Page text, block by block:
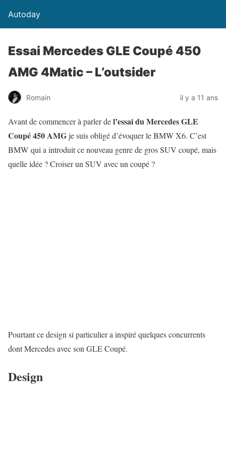
Autoday
Essai Mercedes GLE Coupé 450
AMG 4Matic – L’outsider
Romain il y a 11 ans
Avant de commencer à parler del’essai du Mercedes GLE
Coupé 450 AMGje suis obligé d’évoquer le BMW X6. C’est
BMW qui a introduit ce nouveau genre de gros SUV coupé, mais
quelle idée ? Croiser un SUV avec un coupé ?
Pourtant ce design si particulier a inspiré quelques concurrents
dont Mercedes avec son GLE Coupé.
Design